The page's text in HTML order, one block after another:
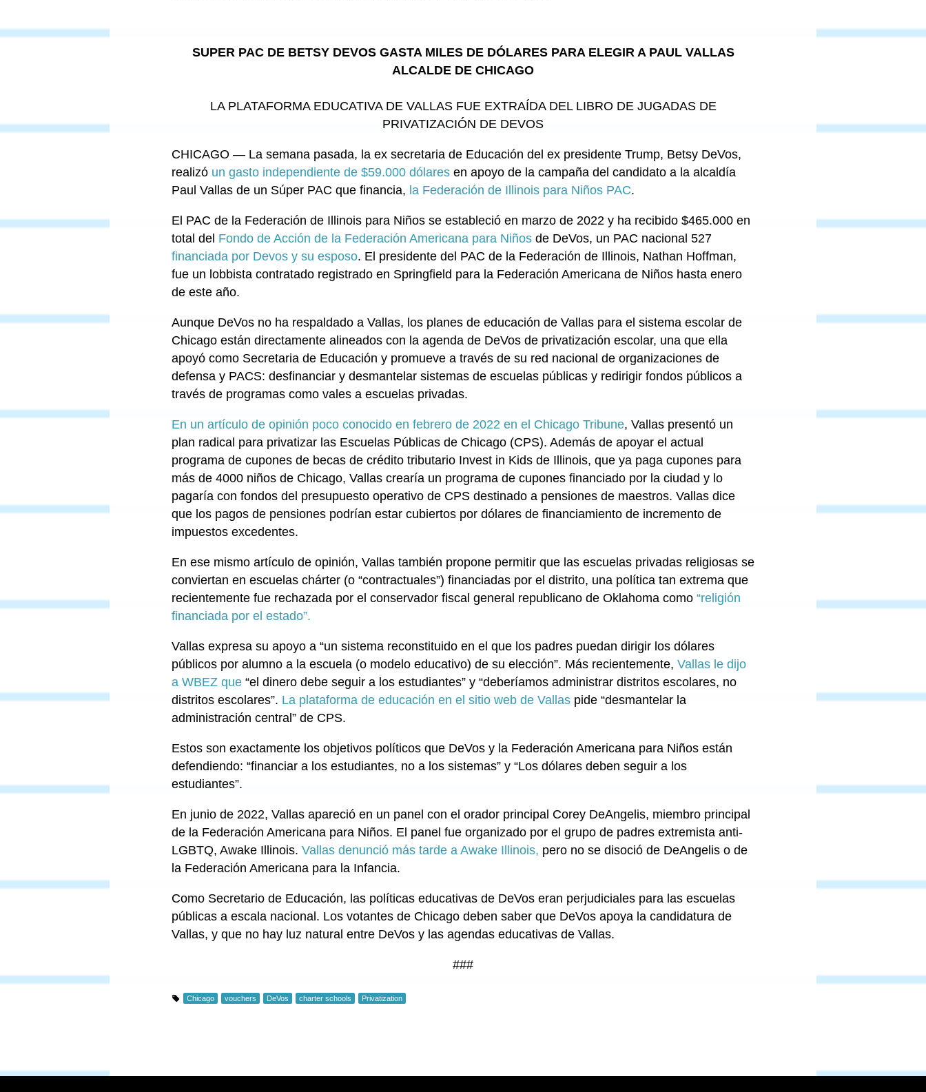
SUPER PAC DE BETSY DEVOS GASTA MILES DE DÓLARES PARA ELEGIR A PAUL VALLAS
ALCALDE DE CHICAGO
LA PLATAFORMA EDUCATIVA DE VALLAS FUE EXTRAÍDA DEL LIBRO DE JUGADAS DE
PRIVATIZACIÓN DE DEVOS
CHICAGO — La semana pasada, la ex secretaria de Educación del ex presidente Trump, Betsy DeVos,
realizó un gasto independiente de $59.000 dólares en apoyo de la campaña del candidato a la alcaldía
Paul Vallas de un Súper PAC que financia, la Federación de Illinois para Niños PAC.
El PAC de la Federación de Illinois para Niños se estableció en marzo de 2022 y ha recibido $465.000 en
total del Fondo de Acción de la Federación Americana para Niños de DeVos, un PAC nacional 527
financiada por Devos y su esposo. El presidente del PAC de la Federación de Illinois, Nathan Hoffman,
fue un lobbista contratado registrado en Springfield para la Federación Americana de Niños hasta enero
de este año.
Aunque DeVos no ha respaldado a Vallas, los planes de educación de Vallas para el sistema escolar de
Chicago están directamente alineados con la agenda de DeVos de privatización escolar, una que ella
apoyó como Secretaria de Educación y promueve a través de su red nacional de organizaciones de
defensa y PACS: desfinanciar y desmantelar sistemas de escuelas públicas y redirigir fondos públicos a
través de programas como vales a escuelas privadas.
En un artículo de opinión poco conocido en febrero de 2022 en el Chicago Tribune, Vallas presentó un
plan radical para privatizar las Escuelas Públicas de Chicago (CPS). Además de apoyar el actual
programa de cupones de becas de crédito tributario Invest in Kids de Illinois, que ya paga cupones para
más de 4000 niños de Chicago, Vallas crearía un programa de cupones financiado por la ciudad y lo
pagaría con fondos del presupuesto operativo de CPS destinado a pensiones de maestros. Vallas dice
que los pagos de pensiones podrían estar cubiertos por dólares de financiamiento de incremento de
impuestos excedentes.
En ese mismo artículo de opinión, Vallas también propone permitir que las escuelas privadas religiosas se
conviertan en escuelas chárter (o “contractuales”) financiadas por el distrito, una política tan extrema que
recientemente fue rechazada por el conservador fiscal general republicano de Oklahoma como “religión
financiada por el estado”.
Vallas expresa su apoyo a “un sistema reconstituido en el que los padres puedan dirigir los dólares
públicos por alumno a la escuela (o modelo educativo) de su elección”. Más recientemente, Vallas le dijo
a WBEZ que “el dinero debe seguir a los estudiantes” y “deberíamos administrar distritos escolares, no
distritos escolares”. La plataforma de educación en el sitio web de Vallas pide “desmantelar la
administración central” de CPS.
Estos son exactamente los objetivos políticos que DeVos y la Federación Americana para Niños están
defendiendo: “financiar a los estudiantes, no a los sistemas” y “Los dólares deben seguir a los
estudiantes”.
En junio de 2022, Vallas apareció en un panel con el orador principal Corey DeAngelis, miembro principal
de la Federación Americana para Niños. El panel fue organizado por el grupo de padres extremista anti-
LGBTQ, Awake Illinois. Vallas denunció más tarde a Awake Illinois, pero no se disoció de DeAngelis o de
la Federación Americana para la Infancia.
Como Secretario de Educación, las políticas educativas de DeVos eran perjudiciales para las escuelas
públicas a escala nacional. Los votantes de Chicago deben saber que DeVos apoya la candidatura de
Vallas, y que no hay luz natural entre DeVos y las agendas educativas de Vallas.
###
Chicago vouchers DeVos charter schools Privatization